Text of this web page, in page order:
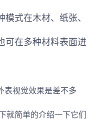
式在木材、纸张、
可在多种材料表面进
表视觉效果是差不多
就简单的介绍一下它们